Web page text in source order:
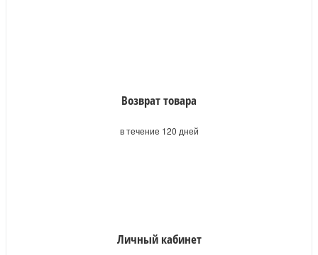
Возврат товара
в течение 120 дней
Личный кабинет